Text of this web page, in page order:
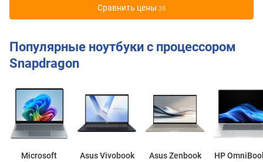
Cравнить цены 38
Популярные ноутбуки с процессором
Snapdragon
Microsoft
Asus Vivobook
Asus Zenbook
HP